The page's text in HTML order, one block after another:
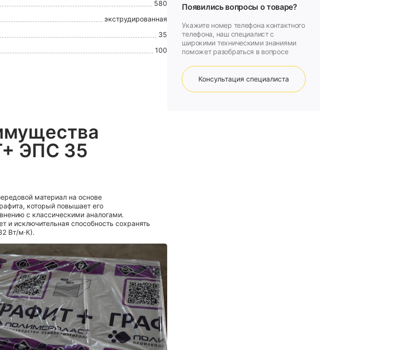
580
экструдированная
35
100
ЭПС 35
материал на основе
который повышает его
с классическими аналогами.
и исключительная способность сохранять
Вт/м·К).
Появились вопросы о товаре?
Укажите номер телефона контактного
телефона, наш специалист с
широкими техническими знаниями
поможет разобраться в вопросе
Консультация специалиста